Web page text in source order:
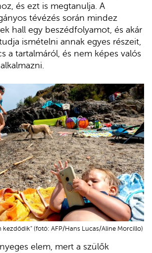
és ezt is megtanulja. A
tévézés során mindez
hall egy beszédfolyamot, és akár
ismételni annak egyes részeit,
a tartalmáról, és nem képes valós
kezdődik” (fotó: AFP/Hans Lucas/Aline Morcillo)
elem, mert a szülők